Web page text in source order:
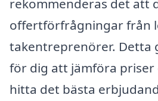
rekommenderas det att
offertförfrågningar från
takentreprenörer. Detta
för dig att jämföra priser
hitta det bästa